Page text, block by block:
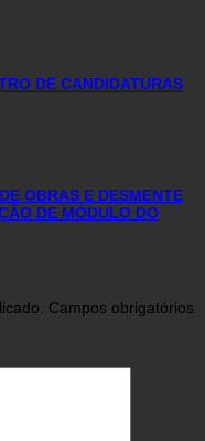
DE CANDIDATURAS
OBRAS E DESMENTE
DE MÓDULO DO
Campos obrigatórios